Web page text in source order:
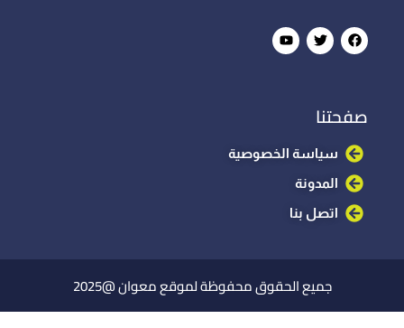
صفحتنا
سياسة الخصوصية
المدونة
اتصل بنا
جميع الحقوق محفوظة لموقع معوان @2025